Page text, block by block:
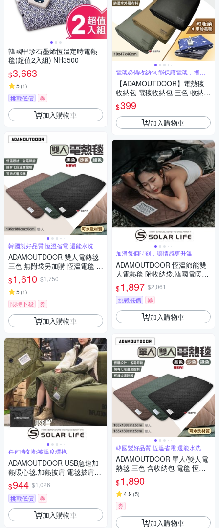
韓國甲珍石墨烯恆溫定時電熱
毯(超值2入組) NH3500
$3,663
5 (1)
挑戰低價 券
加入購物車
韓國製好品質 恆溫省電 還能水洗
ADAMOUTDOOR 雙人電熱毯
三色 無附袋另加購 恆溫電毯 發
熱墊 保暖 露營 悠遊戶外
$1,610 $1,750
5 (1)
限時下殺 券
加入購物車
任何時刻都被溫度環抱
ADAMOUTDOOR USB急速加
熱暖心毯.加熱披肩 電毯披肩毯
戶外電熱毯 露營發熱毯 溫控暖
毯
$944 $1,026
挑戰低價
券
加入購物車
電毯必備收納包 能保護電毯，攜帶
更方便
【ADAMOUTDOOR】電熱毯
收納包 電毯收納包 三色 收納袋
電毯收納 手提包 提袋 整理包
露營 悠遊戶外
$399
加入購物車
加溫每個時刻，讓情感更升溫
ADAMOUTDOOR 恆溫節能雙
人電熱毯 附收納袋.韓國電暖毯
露營電毯 溫電熱毯 保暖發熱墊
電熱墊
$1,897 $2,061
挑戰低價
券
加入購物車
韓國製好品質 恆溫省電 還能水洗
ADAMOUTDOOR 單人/雙人電
熱毯 三色 含收納包 電毯 恆溫
電熱毯 露營 居家 悠遊戶外
$1,890
4.9 (5)
券
加入購物車